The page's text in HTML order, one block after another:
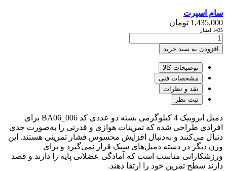
سام اسپرت
1,435,000 تومان
1435 امتیاز
افزودن به سبد خرید
توضیحات کالا
مشخصات فنی
نقد و نظرات
ثبت نظر
دمبل ایروبیک 4 کیلوگرمی بسته دو عددی کد BA06_006 برای
افرادی طراحی شده که تمرینات هوازی و قدرتی را به‌صورت جدی
دنبال می‌کنند و به‌دنبال افزایش محسوس فشار تمرینی هستند. این
وزن دیگر در دسته دمبل‌های سبک قرار نمی‌گیرد و برای
ورزشکارانی مناسب است که آمادگی عضلانی پایه را دارند و قصد
دارند سطح تمرین خود را ارتقا دهند.